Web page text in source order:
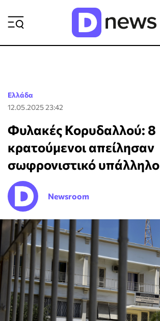
Ελλάδα
12.05.2025 23:42
Φυλακές Κορυδαλλού: 8
κρατούμενοι απείλησαν
σωφρονιστικό υπάλληλο
Newsroom